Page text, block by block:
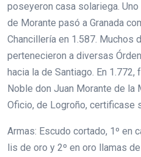
poseyeron casa solariega.
de Morante pasó a Granada
Chancillería en 1.587.
pertenecieron a diversas
hacia la de Santiago. En
Noble don Juan Morante de la
Oficio, de Logroño, certificase
Armas: Escudo cortado, 1º en
lis de oro y 2º en oro llamas